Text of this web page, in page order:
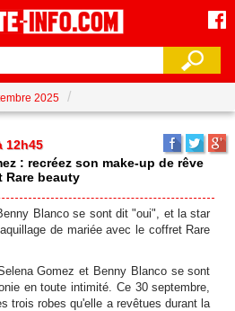
2025
12h45
: recréez son make-up de rêve
Rare beauty
Blanco se sont dit "oui", et la star
de mariée avec le coffret Rare
Gomez et Benny Blanco se sont
en toute intimité. Ce 30 septembre,
trois robes qu'elle a revêtues durant la